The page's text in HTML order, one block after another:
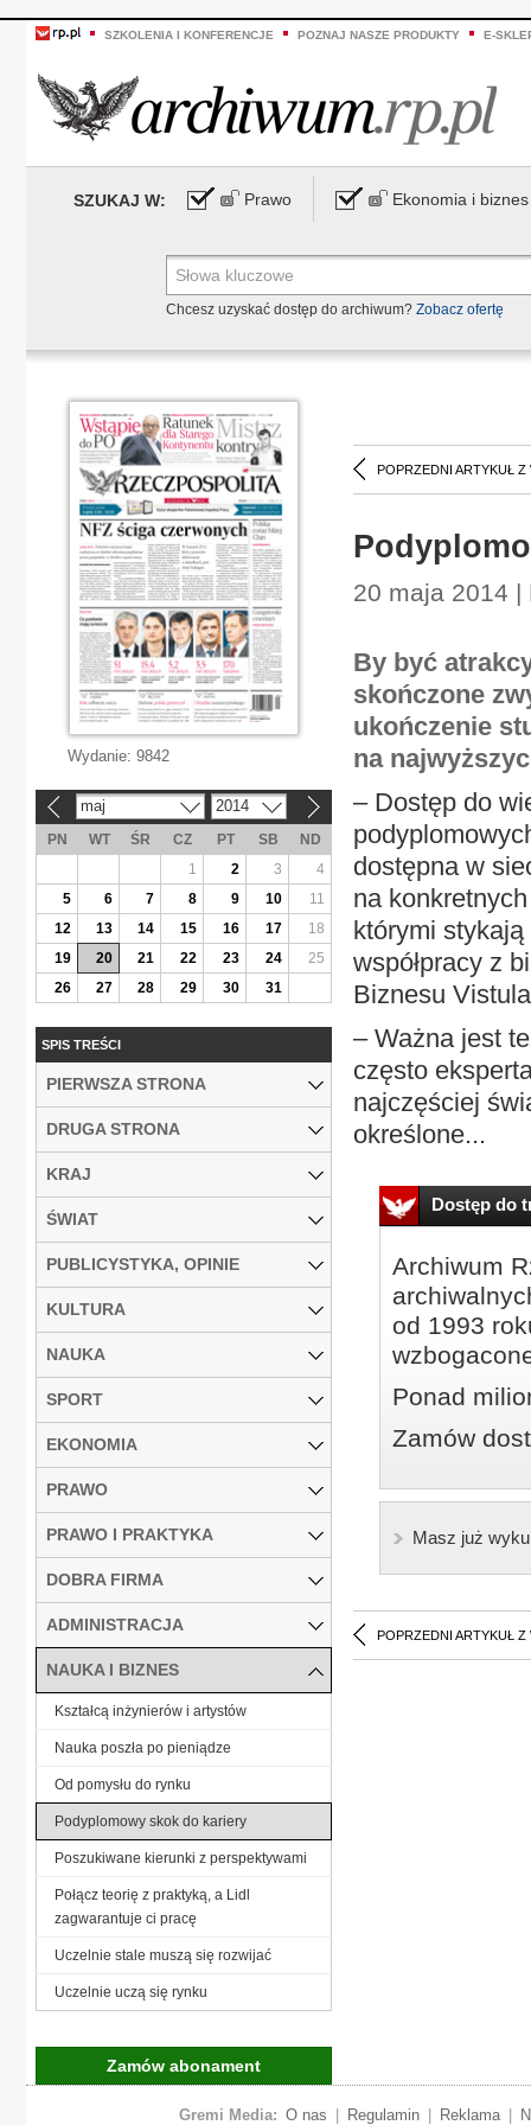
SZKOLENIA I KONFERENCJE POZNAJ NASZE PRODUKTY E-
SZUKAJ W: Prawo Ekonomia i biznes
Chcesz uzyskać dostęp do archiwum? Zobacz ofertę
POPRZEDNI ARTYKUŁ Z
20 maja 2014
By być
skończone
ukończenie
na
– Dostęp do
dostępna w
na
którymi
współpracy z
Biznesu
– Ważna jest
często
najczęściej
określone...
Dostęp do
Archiwum
od 1993
Ponad
Zamów
Masz już
POPRZEDNI ARTYKUŁ Z
Wydanie: 9842
maj 2014
PN WT ŚR CZ PT SB
ND
1
2 3
4
5
6 7 8 9 10
11
12
13 14 15 16 17
18
19
20 21 22 23 24
25
26
27 28 29 30 31
SPIS TREŚCI
PIERWSZA STRONA
DRUGA STRONA
KRAJ
ŚWIAT
PUBLICYSTYKA, OPINIE
KULTURA
NAUKA
SPORT
EKONOMIA
PRAWO
PRAWO I PRAKTYKA
DOBRA FIRMA
ADMINISTRACJA
NAUKA I BIZNES
Kształcą inżynierów i artystów
Nauka poszła po pieniądze
Od pomysłu do rynku
Podyplomowy skok do kariery
Poszukiwane kierunki z perspektywami
Połącz teorię z praktyką, a Lidl
zagwarantuje ci pracę
Uczelnie stale muszą się rozwijać
Uczelnie uczą się rynku
Zamów abonament
Gremi Media: O nas Regulamin Reklama